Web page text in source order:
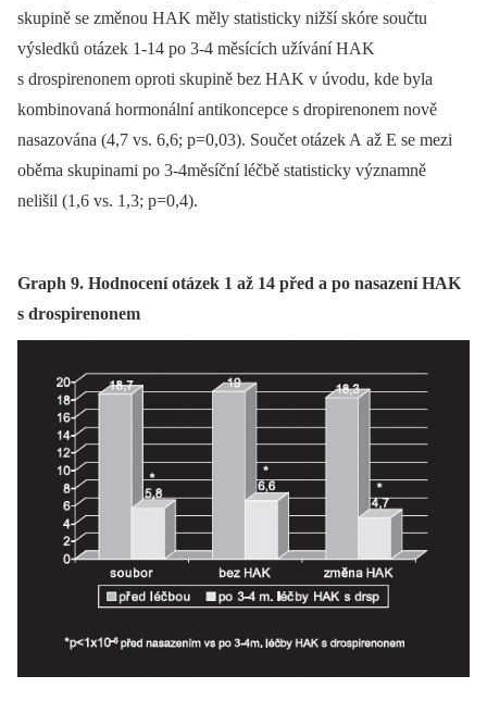
skupině se změnou HAK měly statisticky nižší skóre součtu
výsledků otázek 1-14 po 3-4 měsících užívání HAK
s drospirenonem oproti skupině bez HAK v úvodu, kde byla
kombinovaná hormonální antikoncepce s dropirenonem nově
nasazována (4,7 vs. 6,6; p=0,03). Součet otázek A až E se mezi
oběma skupinami po 3-4měsíční léčbě statisticky významně
nelišil (1,6 vs. 1,3; p=0,4).
Graph 9. Hodnocení otázek 1 až 14 před a po nasazení HAK
s drospirenonem